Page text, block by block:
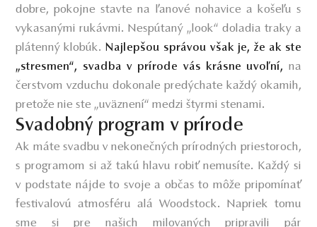
dobre, pokojne stavte na ľanové nohavice a košeľu s
vykasanými rukávmi. Nespútaný „look“ doladia traky a
plátenný klobúk. Najlepšou správou však je, že ak ste
„stresmen“, svadba v prírode vás krásne uvoľní, na
čerstvom vzduchu dokonale predýchate každý okamih,
pretože nie ste „uväznení“ medzi štyrmi stenami.
Svadobný program v prírode
Ak máte svadbu v nekonečných prírodných priestoroch,
s programom si až takú hlavu robiť nemusíte. Každý si
v podstate nájde to svoje a občas to môže pripomínať
festivalovú atmosféru alá Woodstock. Napriek tomu
sme si pre našich milovaných pripravili pár